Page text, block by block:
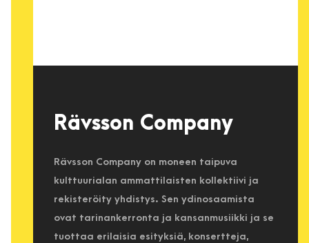
Rävsson Company
Rävsson Company on moneen taipuva
kulttuurialan ammattilaisten kollektiivi ja
rekisteröity yhdistys. Sen ydinosaamista
ovat tarinankerronta ja kansanmusiikki ja se
tuottaa erilaisia esityksiä, konsertteja,